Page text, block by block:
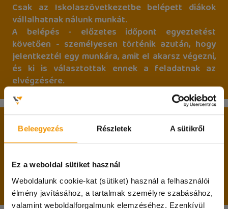
Beleegyezés Részletek A sütikről
Ez a weboldal sütiket használ
Weboldalunk cookie-kat (sütiket) használ a felhasználói
élmény javításához, a tartalmak személyre szabásához,
valamint weboldalforgalmunk elemzéséhez. Ezenkívül
Csak az Iskolaszövetkezetbe belépett diákok
vállalhatnak nálunk munkát.
A belépés - előzetes időpont egyeztetést
követően - személyesen történik azután, hogy
jelentkeztél egy munkára, amit el akarsz végezni,
és ki is választottak ennek a feladatnak az
elvégzésére.
A belépés két alapfeltétele:
nappali tagozatos hallgatói jogviszony.
Passzív féléves hallgatók jelentkezését is várjuk!